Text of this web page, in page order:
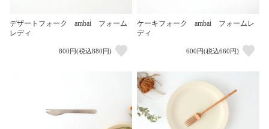
デザートフォーク ambai フォーム
レディ
800円(税込880円)
ケーキフォーク ambai フォームレ
ディ
600円(税込660円)